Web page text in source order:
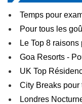
Temps pour
Pour tous les
Le Top 8
Goa Resorts -
UK Top
City Breaks pour
Londres